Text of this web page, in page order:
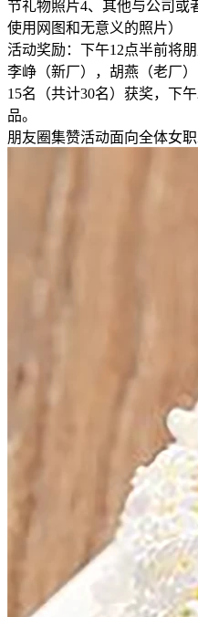
节礼物照片4、其他与公司或
使用网图和无意义的照片）
活动奖励：下午12点半前将
李峥（新厂），胡燕（老厂
15名（共计30名）获奖，下
品。
朋友圈集赞活动面向全体女职